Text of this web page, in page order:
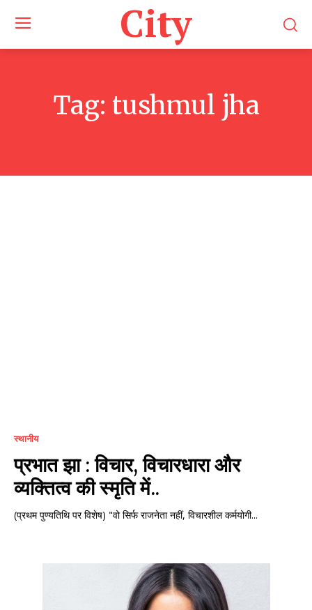
City
Tag: tushmul jha
स्थानीय
प्रभात झा : विचार, विचारधारा और
व्यक्तित्व की स्मृति में..
(प्रथम पुण्यतिथि पर विशेष) "वो सिर्फ राजनेता नहीं, विचारशील कर्मयोगी...